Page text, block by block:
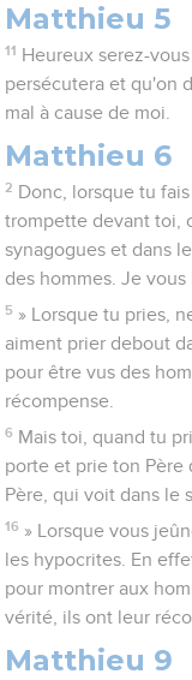
Matthieu 5
11 Heureux serez-
persécutera et qu'on
mal à cause de moi.
Matthieu 6
2 Donc, lorsque tu
trompette devant toi,
synagogues et dans
des hommes. Je
5 » Lorsque tu pries,
aiment prier debout
pour être vus des
récompense.
6 Mais toi, quand tu
porte et prie ton Père
Père, qui voit dans le
16 » Lorsque vous
les hypocrites. En
pour montrer aux
vérité, ils ont leur
Matthieu 9